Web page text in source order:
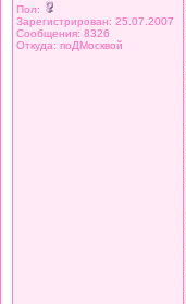
Пол:
Зарегистрирован: 25.07.2007
Сообщения: 8326
Откуда: поДМосквой